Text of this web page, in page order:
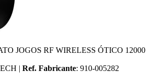
JOGOS RF WIRELESS ÓTICO 12000
| Ref. Fabricante: 910-005282